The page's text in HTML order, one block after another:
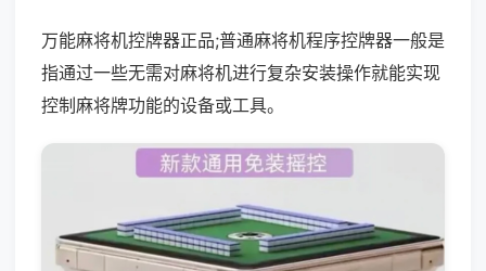
万能麻将机控牌器正品;普通麻将机程序控牌器一般是
指通过一些无需对麻将机进行复杂安装操作就能实现
控制麻将牌功能的设备或工具。